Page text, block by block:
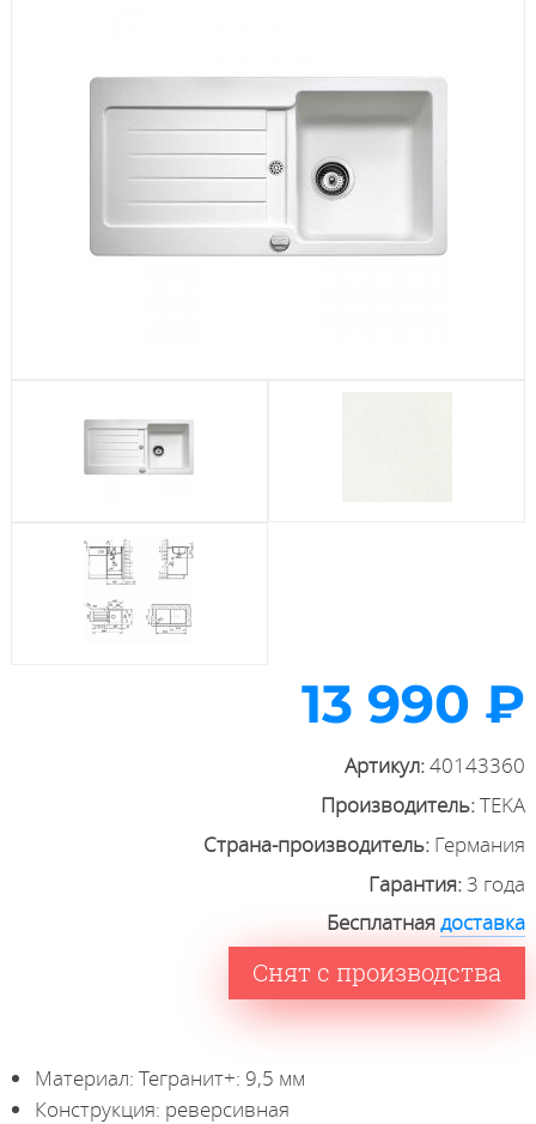
Холодильники
13 990 ₽
Артикул:40143360
Производитель:TEKA
Страна-производитель: Германия
Гарантия:3 года
Бесплатнаядоставка
Снят с производства
Материал: Тегранит+: 9,5 мм
Конструкция: реверсивная